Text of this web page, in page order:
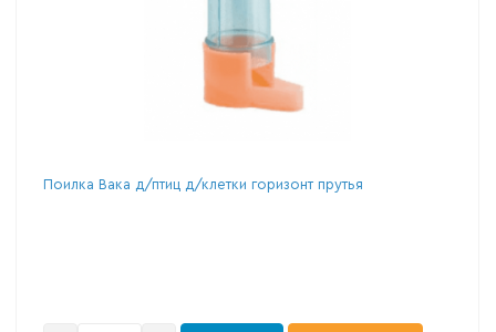
Поилка Вака д/птиц д/клетки горизонт прутья